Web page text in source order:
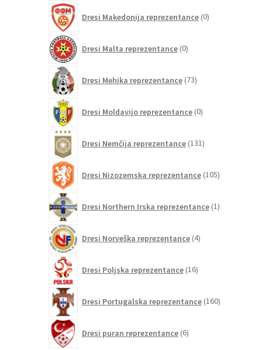
Dresi Makedonija reprezentance 0izdelkov
Dresi Malta reprezentance 0izdelkov
Dresi Mehika reprezentance 73izdelkov
Dresi Moldavijo reprezentance 0izdelkov
Dresi Nemčija reprezentance 131izdelkov
Dresi Nizozemska reprezentance 105izdelkov
Dresi Northern Irska reprezentance 1izdelek
Dresi Norveška reprezentance 4izdelki
Dresi Poljska reprezentance 16izdelkov
Dresi Portugalska reprezentance 160izdelkov
Dresi puran reprezentance 6izdelkov